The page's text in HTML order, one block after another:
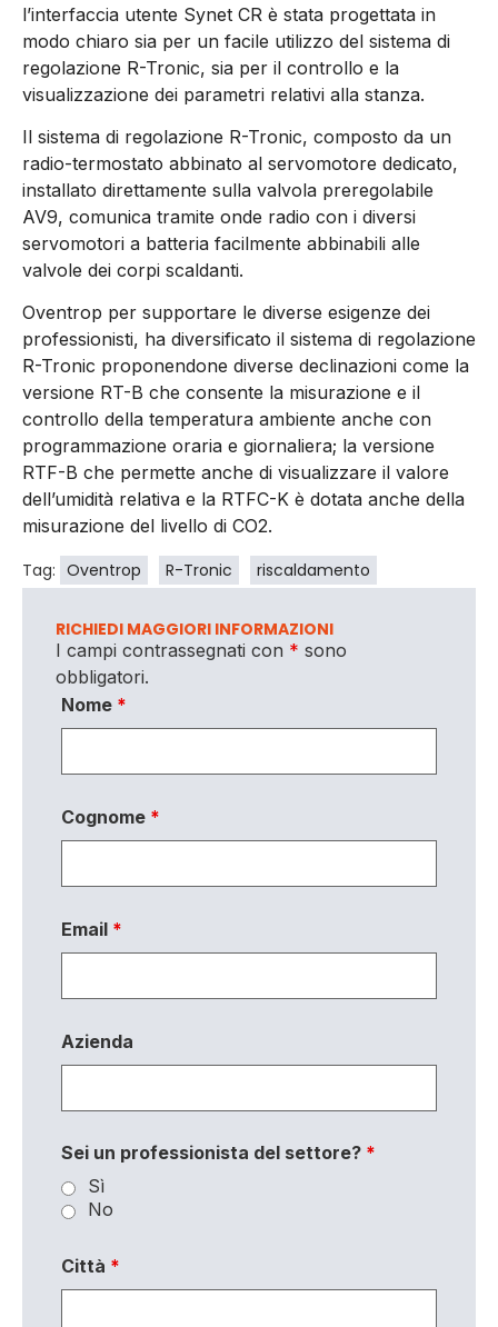
l’interfaccia utente Synet CR è stata progettata in
modo chiaro sia per un facile utilizzo del sistema di
regolazione R-Tronic, sia per il controllo e la
visualizzazione dei parametri relativi alla stanza.
Il sistema di regolazione R-Tronic, composto da un
radio-termostato abbinato al servomotore dedicato,
installato direttamente sulla valvola preregolabile
AV9, comunica tramite onde radio con i diversi
servomotori a batteria facilmente abbinabili alle
valvole dei corpi scaldanti.
Oventrop per supportare le diverse esigenze dei
professionisti, ha diversificato il sistema di regolazione
R-Tronic proponendone diverse declinazioni come la
versione RT-B che consente la misurazione e il
controllo della temperatura ambiente anche con
programmazione oraria e giornaliera; la versione
RTF-B che permette anche di visualizzare il valore
dell’umidità relativa e la RTFC-K è dotata anche della
misurazione del livello di CO2.
Tag: Oventrop R-Tronic riscaldamento
RICHIEDI MAGGIORI INFORMAZIONI
I campi contrassegnati con * sono
obbligatori.
Nome *
Cognome *
Email *
Azienda
Sei un professionista del settore? *
Sì
No
Città *